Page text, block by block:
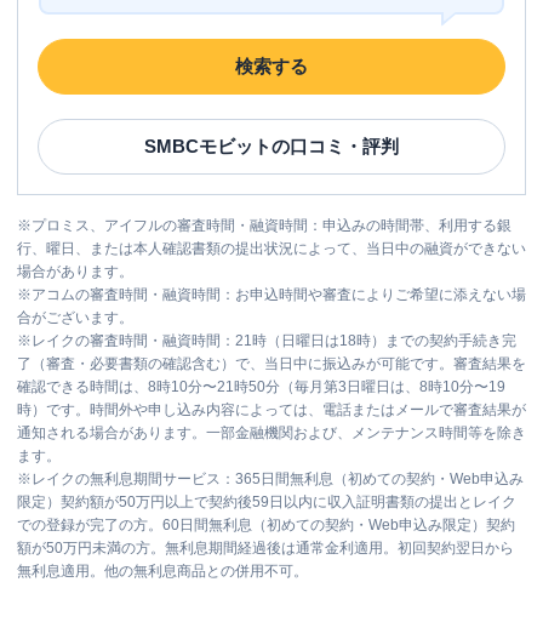
検索する
SMBCモビットの口コミ・評判
※プロミス、アイフルの審査時間・融資時間：申込みの時間帯、利用する銀
行、曜日、または本人確認書類の提出状況によって、当日中の融資ができない
場合があります。
※アコムの審査時間・融資時間：お申込時間や審査によりご希望に添えない場
合がございます。
※ レイクの審査時間・融資時間：21時（日曜日は18時）までの契約手続き完
了（審査・必要書類の確認含む）で、当日中に振込みが可能です。審査結果を
確認できる時間は、8時10分〜21時50分（毎月第3日曜日は、8時10分〜19
時）です。時間外や申し込み内容によっては、電話またはメールで審査結果が
通知される場合があります。一部金融機関および、メンテナンス時間等を除き
ます。
※ レイクの無利息期間サービス：365日間無利息（初めての契約・Web申込み
限定）契約額が50万円以上で契約後59日以内に収入証明書類の提出とレイク
での登録が完了の方。60日間無利息（初めての契約・Web申込み限定）契約
額が50万円未満の方。無利息期間経過後は通常金利適用。初回契約翌日から
無利息適用。他の無利息商品との併用不可。